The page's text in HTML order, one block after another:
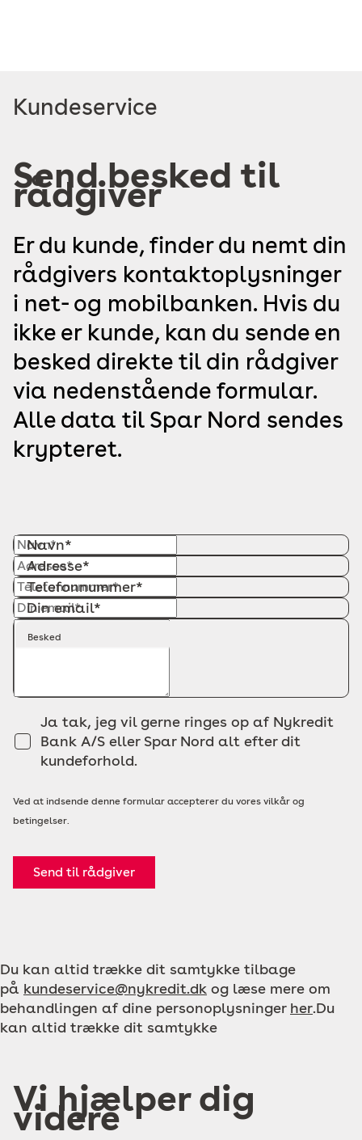
Læs
Kundeservice
Send besked til
rådgiver
Er du kunde, finder du nemt din
rådgivers kontaktoplysninger
i net- og mobilbanken. Hvis du
ikke er kunde, kan du sende en
besked direkte til din rådgiver
via nedenstående formular.
Alle data til Spar Nord sendes
krypteret.
Navn*
Adresse*
Telefonnummer*
Din email*
Besked
Ja tak, jeg vil gerne ringes op af Nykredit
Bank A/S eller Spar Nord alt efter dit
kundeforhold.
Ved at indsende denne formular accepterer du vores vilkår og
betingelser.
Send til rådgiver
Du kan altid trække dit samtykke tilbage
på kundeservice@nykredit.dk og læse mere om
behandlingen af dine personoplysninger her.Du
kan altid trække dit samtykke
Vi hjælper dig
videre